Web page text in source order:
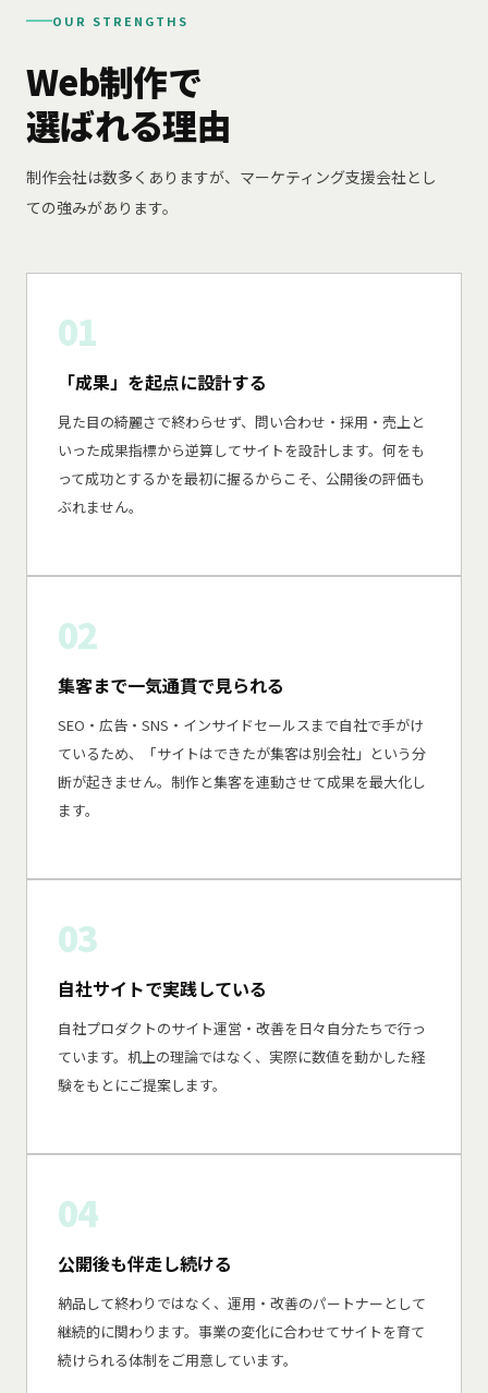
OUR STRENGTHS
Web制作で
選ばれる理由
制作会社は数多くありますが、マーケティング支援会社とし
ての強みがあります。
01
「成果」を起点に設計する
見た目の綺麗さで終わらせず、問い合わせ・採用・売上と
いった成果指標から逆算してサイトを設計します。何をも
って成功とするかを最初に握るからこそ、公開後の評価も
ぶれません。
02
集客まで一気通貫で見られる
SEO・広告・SNS・インサイドセールスまで自社で手がけ
ているため、「サイトはできたが集客は別会社」という分
断が起きません。制作と集客を連動させて成果を最大化し
ます。
03
自社サイトで実践している
自社プロダクトのサイト運営・改善を日々自分たちで行っ
ています。机上の理論ではなく、実際に数値を動かした経
験をもとにご提案します。
04
公開後も伴走し続ける
納品して終わりではなく、運用・改善のパートナーとして
継続的に関わります。事業の変化に合わせてサイトを育て
続けられる体制をご用意しています。